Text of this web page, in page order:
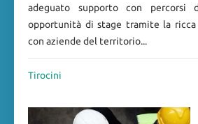
adeguato supporto con percorsi
opportunità di stage tramite la
con aziende del territorio...
Tirocini